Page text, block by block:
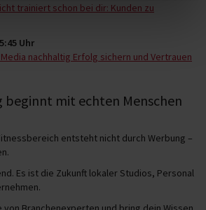
trainiert schon bei dir: Kunden zu
Uhr
Media nachhaltig Erfolg sichern und Vertrauen
beginnt mit echten Menschen
entsteht nicht durch Werbung –
Es ist die Zukunft lokaler Studios, Personal